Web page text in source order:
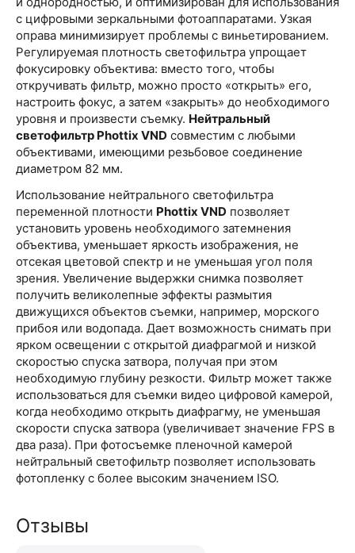
с цифровыми зеркальными фотоаппаратами. Узкая
оправа минимизирует проблемы с виньетированием.
Регулируемая плотность светофильтра упрощает
фокусировку объектива: вместо того, чтобы
откручивать фильтр, можно просто «открыть» его,
настроить фокус, а затем «закрыть» до необходимого
уровня и произвести съемку. Нейтральный
светофильтр Phottix VND совместим с любыми
объективами, имеющими резьбовое соединение
диаметром 82 мм.
Использование нейтрального светофильтра
переменной плотности Phottix VND позволяет
установить уровень необходимого затемнения
объектива, уменьшает яркость изображения, не
отсекая цветовой спектр и не уменьшая угол поля
зрения. Увеличение выдержки снимка позволяет
получить великолепные эффекты размытия
движущихся объектов съемки, например, морского
прибоя или водопада. Дает возможность снимать при
ярком освещении с открытой диафрагмой и низкой
скоростью спуска затвора, получая при этом
необходимую глубину резкости. Фильтр может также
использоваться для съемки видео цифровой камерой,
когда необходимо открыть диафрагму, не уменьшая
скорости спуска затвора (увеличивает значение FPS в
два раза). При фотосъемке пленочной камерой
нейтральный светофильтр позволяет использовать
фотопленку с более высоким значением ISO.
Отзывы